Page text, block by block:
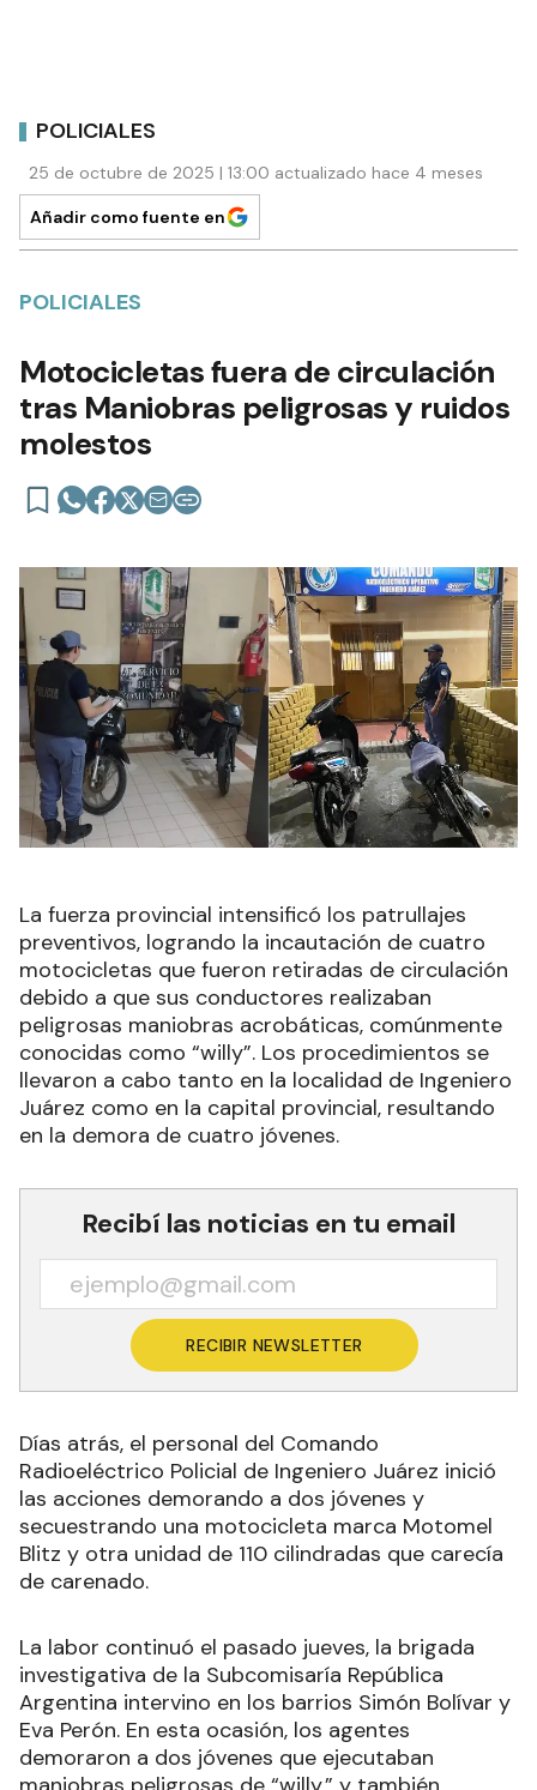
POLICIALES
25 de octubre de 2025 | 13:00 actualizado hace 4 meses
Añadir como fuente en
POLICIALES
Motocicletas fuera de circulación
tras Maniobras peligrosas y ruidos
molestos
La fuerza provincial intensificó los patrullajes
preventivos, logrando la incautación de cuatro
motocicletas que fueron retiradas de circulación
debido a que sus conductores realizaban
peligrosas maniobras acrobáticas, comúnmente
conocidas como “willy”. Los procedimientos se
llevaron a cabo tanto en la localidad de Ingeniero
Juárez como en la capital provincial, resultando
en la demora de cuatro jóvenes.
Recibí las noticias en tu email
RECIBIR NEWSLETTER
Días atrás, el personal del Comando
Radioeléctrico Policial de Ingeniero Juárez inició
las acciones demorando a dos jóvenes y
secuestrando una motocicleta marca Motomel
Blitz y otra unidad de 110 cilindradas que carecía
de carenado.
La labor continuó el pasado jueves, la brigada
investigativa de la Subcomisaría República
Argentina intervino en los barrios Simón Bolívar y
Eva Perón. En esta ocasión, los agentes
demoraron a dos jóvenes que ejecutaban